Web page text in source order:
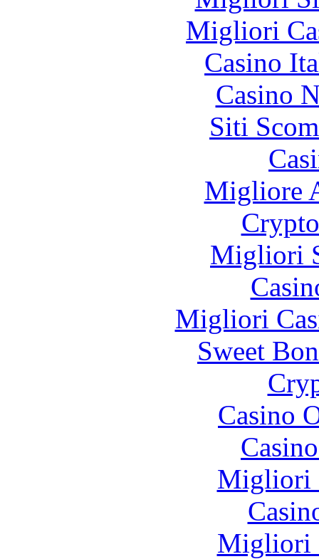
Migliori
Casino
Casino
Siti
Migliore
Migliori
Migliori
Sweet
Casino
Migliori
Migliori